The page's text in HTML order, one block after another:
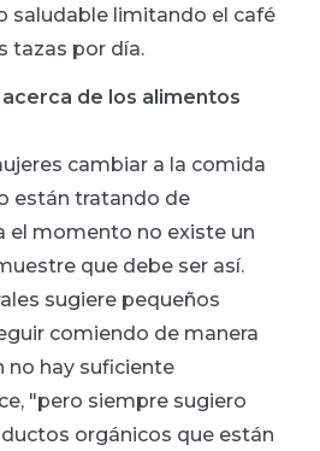
saludable limitando el café
tazas por día.
de los alimentos
cambiar a la comida
están tratando de
el momento no existe un
que debe ser así.
sugiere pequeños
comiendo de manera
no hay suficiente
"pero siempre sugiero
orgánicos que están